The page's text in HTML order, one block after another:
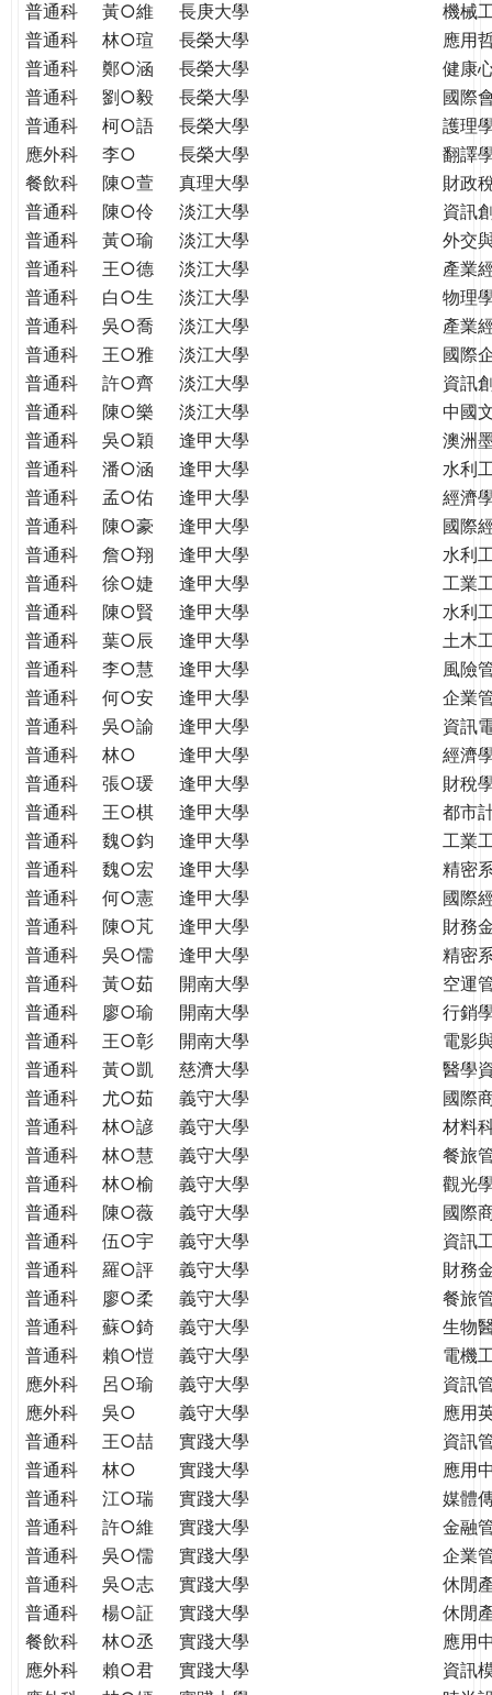
普通科 黃○維 長庚大學
機械
普通科
林○瑄 長榮大學
應用
普通科
鄭○涵 長榮大學
健康
普通科
劉○毅 長榮大學
國際
普通科
柯○語 長榮大學
護理
應外科
李○ 長榮大學
翻譯
餐飲科
陳○萱 真理大學
財政
普通科
陳○伶 淡江大學
資訊
普通科
黃○瑜 淡江大學
外交
普通科
王○德 淡江大學
產業
普通科
白○生 淡江大學
物理
普通科
吳○喬 淡江大學
產業
普通科
王○雅 淡江大學
國際
普通科
許○齊 淡江大學
資訊
普通科
陳○樂 淡江大學
中國
普通科
吳○穎 逢甲大學
澳洲
普通科
潘○涵 逢甲大學
水利
普通科
孟○佑 逢甲大學
經濟
普通科
陳○豪 逢甲大學
國際
普通科
詹○翔 逢甲大學
水利
普通科
徐○婕 逢甲大學
工業
普通科
陳○賢 逢甲大學
水利
普通科
葉○辰 逢甲大學
土木
普通科
李○慧 逢甲大學
風險
普通科
何○安 逢甲大學
企業
普通科
吳○諭 逢甲大學
資訊
普通科
林○ 逢甲大學
經濟
普通科
張○瑗 逢甲大學
財稅
普通科
王○棋 逢甲大學
都市
普通科
魏○鈞 逢甲大學
工業
普通科
魏○宏 逢甲大學
精密
普通科
何○憲 逢甲大學
國際
普通科
陳○芃 逢甲大學
財務
普通科
吳○儒 逢甲大學
精密
普通科
黃○茹 開南大學
空運
普通科
廖○瑜 開南大學
行銷
普通科
王○彰 開南大學
電影
普通科
黃○凱 慈濟大學
醫學
普通科
尤○茹 義守大學
國際
普通科
林○諺 義守大學
材料
普通科
林○慧 義守大學
餐旅
普通科
林○榆 義守大學
觀光
普通科
陳○薇 義守大學
國際
普通科
伍○宇 義守大學
資訊
普通科
羅○評 義守大學
財務
普通科
廖○柔 義守大學
餐旅
普通科
蘇○錡 義守大學
生物
普通科
賴○愷 義守大學
電機
應外科
呂○瑜 義守大學
資訊
應外科
吳○ 義守大學
應用
普通科
王○喆 實踐大學
資訊
普通科
林○ 實踐大學
應用
普通科
江○瑞 實踐大學
媒體
普通科
許○維 實踐大學
金融
普通科
吳○儒 實踐大學
企業
普通科
吳○志 實踐大學
休閒
普通科
楊○証 實踐大學
休閒
餐飲科
林○丞 實踐大學
應用
應外科
賴○君 實踐大學
資訊